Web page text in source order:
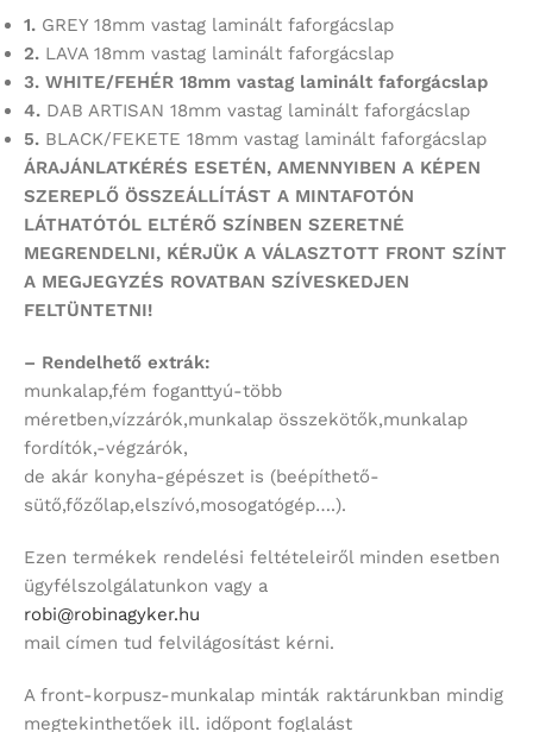
1. GREY 18mm vastag laminált faforgácslap
2. LAVA 18mm vastag laminált faforgácslap
3. WHITE/FEHÉR 18mm vastag laminált faforgácslap
4. DAB ARTISAN 18mm vastag laminált faforgácslap
5. BLACK/FEKETE 18mm vastag laminált faforgácslap
ÁRAJÁNLATKÉRÉS ESETÉN, AMENNYIBEN A KÉPEN
SZEREPLŐ ÖSSZEÁLLÍTÁST A MINTAFOTÓN
LÁTHATÓTÓL ELTÉRŐ SZÍNBEN SZERETNÉ
MEGRENDELNI, KÉRJÜK A VÁLASZTOTT FRONT SZÍNT
A MEGJEGYZÉS ROVATBAN SZÍVESKEDJEN
FELTÜNTETNI!
– Rendelhető extrák:
munkalap,fém foganttyú-több
méretben,vízzárók,munkalap összekötők,munkalap
fordítók,-végzárók,
de akár konyha-gépészet is (beépíthető-
sütő,főzőlap,elszívó,mosogatógép….).
Ezen termékek rendelési feltételeiről minden esetben
ügyfélszolgálatunkon vagy a
robi@robinagyker.hu
mail címen tud felvilágosítást kérni.
A front-korpusz-munkalap minták raktárunkban mindig
megtekinthetőek ill. időpont foglalást